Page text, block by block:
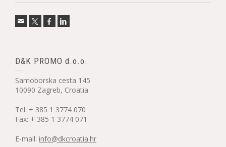
D&K PROMO d.o.o.
Samoborska cesta 145
10090 Zagreb, Croatia
Tel: + 385 1 3774 070
Fax: + 385 1 3774 071
E-mail: info@dkcroatia.hr